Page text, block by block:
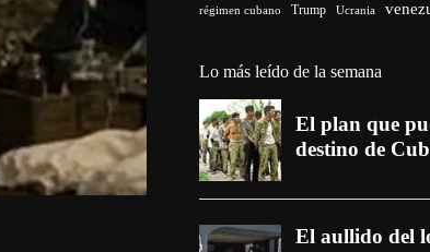
régimen cubano Trump Ucrania
Lo más leído de la semana